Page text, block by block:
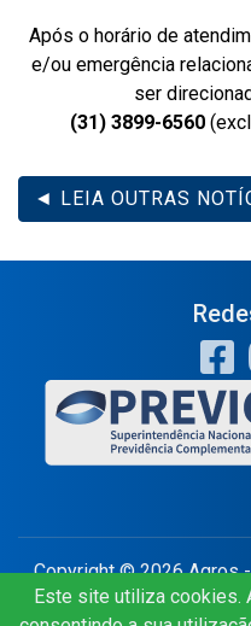
Após o horário de
e/ou emergência
ser
(31) 3899-6560
◄ LEIA OUTRAS
Copyright © 2026 Agros
Este site utiliza cookies.